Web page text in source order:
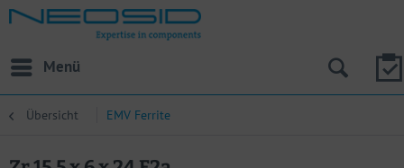
Menü
Übersicht EMV Ferrite